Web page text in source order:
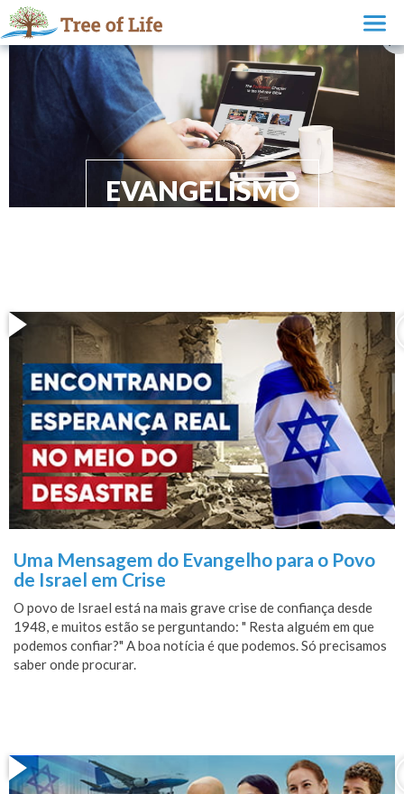
EVANGELISMO
Uma Mensagem do Evangelho para o Povo
de Israel em Crise
O povo de Israel está na mais grave crise de confiança desde
1948, e muitos estão se perguntando: " Resta alguém em que
podemos confiar?" A boa notícia é que podemos. Só precisamos
saber onde procurar.